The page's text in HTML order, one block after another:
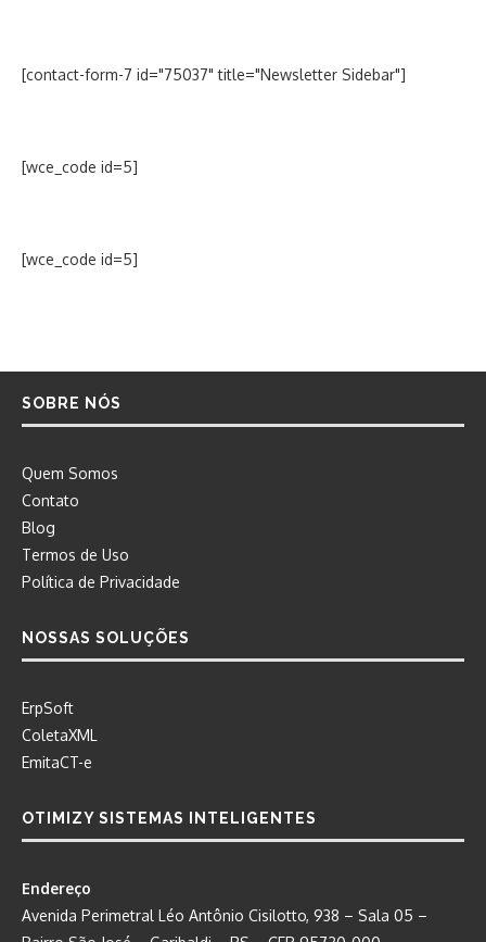
[contact-form-7 id="75037" title="Newsletter Sidebar"]
[wce_code id=5]
[wce_code id=5]
SOBRE NÓS
Quem Somos
Contato
Blog
Termos de Uso
Política de Privacidade
NOSSAS SOLUÇÕES
ErpSoft
ColetaXML
EmitaCT-e
OTIMIZY SISTEMAS INTELIGENTES
Endereço
Avenida Perimetral Léo Antônio Cisilotto, 938 – Sala 05 –